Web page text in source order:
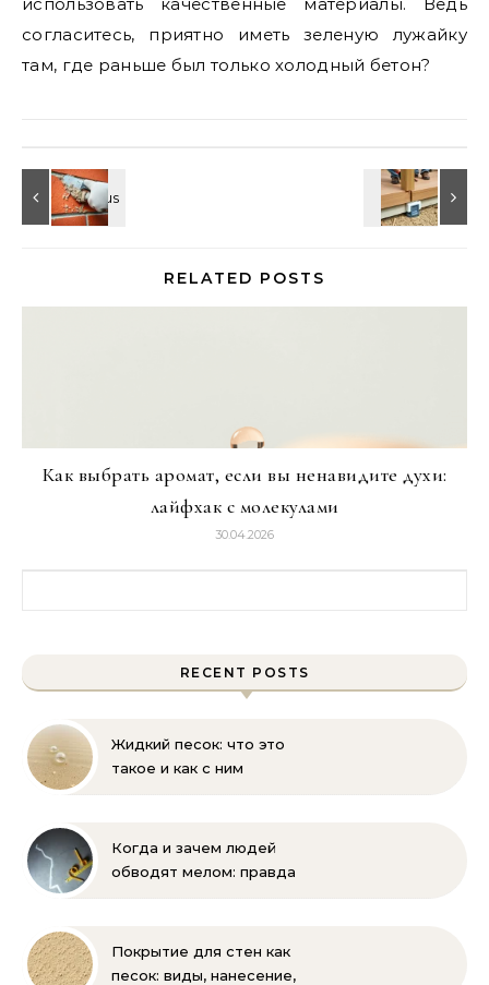
согласитесь, приятно иметь зеленую лужайку
там, где раньше был только холодный бетон?
RELATED POSTS
Как выбрать аромат, если вы ненавидите духи:
лайфхак с молекулами
30.04.2026
RECENT POSTS
Жидкий песок: что это
такое и как с ним
Когда и зачем людей
обводят мелом: правда
Покрытие для стен как
песок: виды, нанесение,